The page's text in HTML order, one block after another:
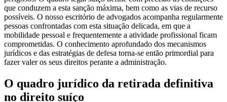
que conduzem a esta sanção máxima, bem como as vias de recurso
possíveis. O nosso escritório de advogados acompanha regularmente
pessoas confrontadas com esta situação delicada, em que a
mobilidade pessoal e frequentemente a atividade profissional ficam
comprometidas. O conhecimento aprofundado dos mecanismos
jurídicos e das estratégias de defesa torna-se então primordial para
fazer valer os seus direitos perante a administração.
O quadro jurídico da retirada definitiva
no direito suíço